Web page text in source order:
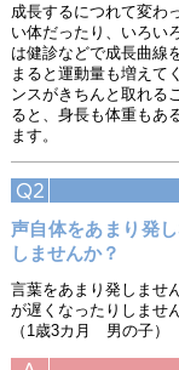
成長するにつれて変わ
い体だったり、いろい
は健診などで成長曲線
まると運動量も増えて
ンスがきちんと取れる
ると、身長も体重もあ
ます。
声自体をあまり発
しませんか？
言葉をあまり発しませ
が遅くなったりしませ
（1歳3カ月 男の子）